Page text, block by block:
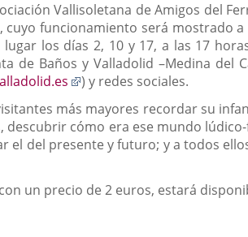
Vallisoletana de Amigos del
funcionamiento será mostrado
los días 2, 10 y 17, a las 17
de Baños y Valladolid –Medina del
Enlace
una
aplicación
externa.
) y redes sociales.
más mayores recordar su
cómo era ese mundo
del presente y futuro; y a todos
un precio de 2 euros, estará